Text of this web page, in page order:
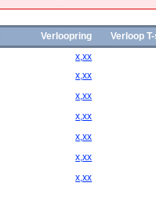
Verloopring
Verloop
x,xx
x,xx
x,xx
x,xx
x,xx
x,xx
x,xx